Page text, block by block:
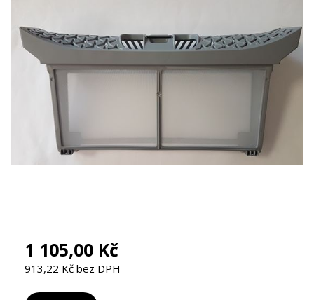
1 105,00 Kč
913,22 Kč bez DPH